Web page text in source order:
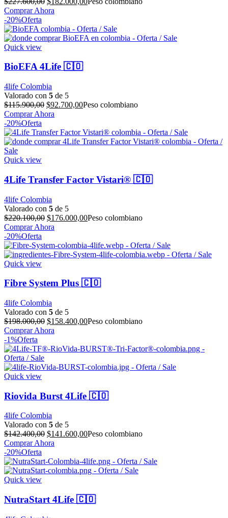
precio
era:
$227.600,00.
es:
$182.000,00.
Comprar Ahora
-20%Oferta
Quick view
BioEFA 4Life 🇨🇴
4life Colombia
Valorado con 5 de 5
$115.900,00 El
precio
era:
$115.900,00.
$92.700,00El
es:
$92.700,00.
Peso colombiano
Comprar Ahora
-20%Oferta
Quick view
4Life Transfer Factor Vistari® 🇨🇴
4life Colombia
Valorado con 5 de 5
$220.100,00 El
precio
era:
$220.100,00.
$176.000,00El
es:
$176.000,00.
Peso colombiano
Comprar Ahora
-20%Oferta
Quick view
Fibre System Plus 🇨🇴
4life Colombia
Valorado con 5 de 5
$198.000,00 El
precio
era:
$158.400,00El
es:
Peso colombiano
Comprar Ahora
-1%Oferta
Quick view
Riovida Burst 4Life 🇨🇴
4life Colombia
Valorado con 5 de 5
$142.400,00 El
precio
era:
$142.400,00.
$141.600,00El
es:
$141.600,00.
Peso colombiano
Comprar Ahora
-20%Oferta
Quick view
NutraStart 4Life 🇨🇴